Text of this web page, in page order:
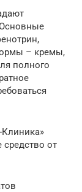
– кремы,
полного
средство от